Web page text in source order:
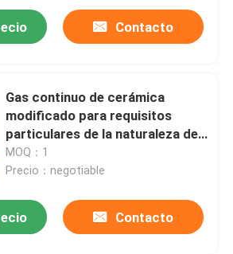
Contacto
Gas continuo de cerámica
modificado para requisitos
particulares de la naturaleza de
la temperatura automática del
horno de túnel que controla
MOQ：1
Precio：negotiable
Contacto